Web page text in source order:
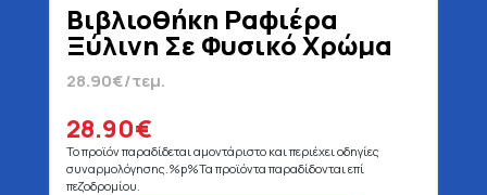
Βιβλιοθήκη Ραφιέρα
Ξύλινη Σε Φυσικό Χρώμα
Με 3 Ράφια 40 x 24 x 120
cm
28.90€/τεμ.
28.90€
Το προϊόν παραδίδεται αμοντάριστο και περιέχει οδηγίες
συναρμολόγησης.%p%Τα προϊόντα παραδίδονται επί
πεζοδρομίου.